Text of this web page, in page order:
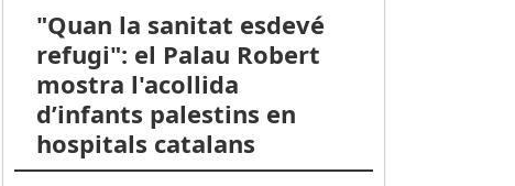
"Quan la sanitat esdevé
refugi": el Palau Robert
mostra l'acollida
d’infants palestins en
hospitals catalans